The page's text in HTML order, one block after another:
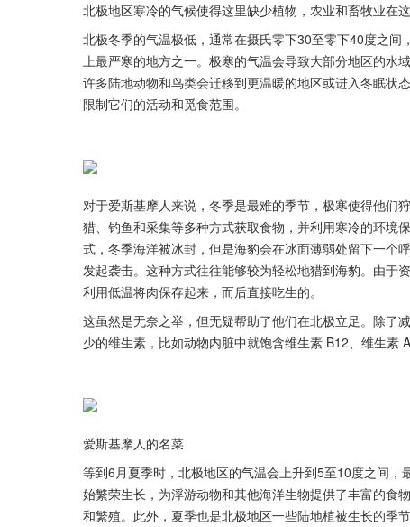
北极地区寒冷的气候使得这里缺少植物，农业和畜牧业在
北极冬季的气温极低，通常在摄氏零下30至零下40度之
上最严寒的地方之一。极寒的气温会导致大部分地区的水
许多陆地动物和鸟类会迁移到更温暖的地区或进入冬眠状
限制它们的活动和觅食范围。
对于爱斯基摩人来说，冬季是最难的季节，极寒使得他们
猎、钓鱼和采集等多种方式获取食物，并利用寒冷的环境
式，冬季海洋被冰封，但是海豹会在冰面薄弱处留下一个
发起袭击。这种方式往往能够较为轻松地猎到海豹。由于
利用低温将肉保存起来，而后直接吃生的。
这虽然是无奈之举，但无疑帮助了他们在北极立足。除了
少的维生素，比如动物内脏中就饱含维生素 B12、维生素 A
爱斯基摩人的名菜
等到6月夏季时，北极地区的气温会上升到5至10度之间
始繁荣生长，为浮游动物和其他海洋生物提供了丰富的食
和繁殖。此外，夏季也是北极地区一些陆地植被生长的季